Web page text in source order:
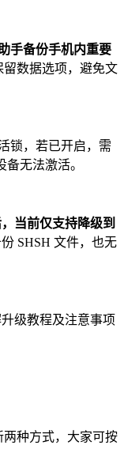
手备份手机内重要
数据选项，避免文
锁，若已开启，需
无法激活。
当前仅支持降级到
SHSH 文件，也无
两种方式，大家可按